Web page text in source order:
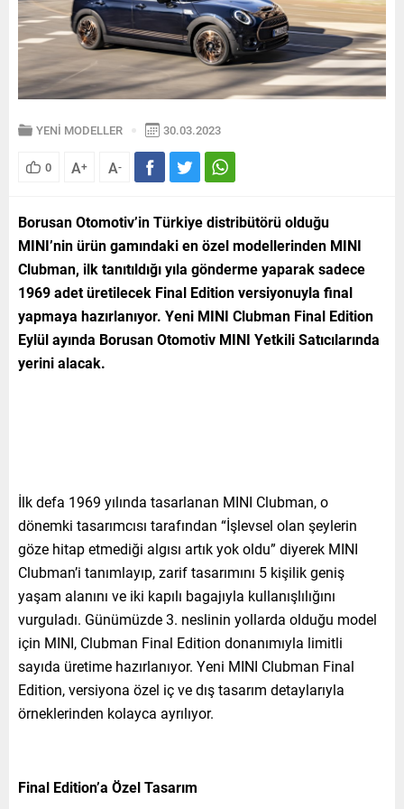
YENİ MODELLER 30.03.2023
0 A+ A-
Borusan Otomotiv’in Türkiye distribütörü olduğu
MINI’nin ürün gamındaki en özel modellerinden MINI
Clubman, ilk tanıtıldığı yıla gönderme yaparak sadece
1969 adet üretilecek Final Edition versiyonuyla final
yapmaya hazırlanıyor. Yeni MINI Clubman Final Edition
Eylül ayında Borusan Otomotiv MINI Yetkili Satıcılarında
yerini alacak.
İlk defa 1969 yılında tasarlanan MINI Clubman, o
dönemki tasarımcısı tarafından “İşlevsel olan şeylerin
göze hitap etmediği algısı artık yok oldu” diyerek MINI
Clubman’i tanımlayıp, zarif tasarımını 5 kişilik geniş
yaşam alanını ve iki kapılı bagajıyla kullanışlılığını
vurguladı. Günümüzde 3. neslinin yollarda olduğu model
için MINI, Clubman Final Edition donanımıyla limitli
sayıda üretime hazırlanıyor. Yeni MINI Clubman Final
Edition, versiyona özel iç ve dış tasarım detaylarıyla
örneklerinden kolayca ayrılıyor.
Final Edition’a Özel Tasarım